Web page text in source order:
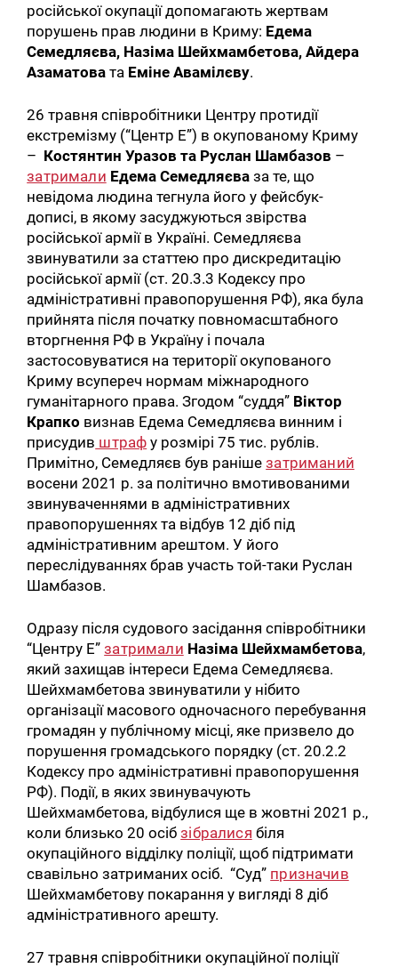
російської окупації допомагають жертвам
порушень прав людини в Криму: Едема
Семедляєва, Назіма Шейхмамбетова, Айдера
Азаматовата Еміне Авамілєву.
26 травня співробітники Центру протидії
екстремізму (“Центр Е”) в окупованому Криму
– Костянтин Уразов та Руслан Шамбазов –
затримали Едема Семедляєваза те, що
невідома людина тегнула його у фейсбук-
дописі, в якому засуджуються звірства
російської армії в Україні. Семедляєва
звинуватили за статтею про дискредитацію
російської армії (ст. 20.3.3 Кодексу про
адміністративні правопорушення РФ), яка була
прийнята після початку повномасштабного
вторгнення РФ в Україну і почала
застосовуватися на території окупованого
Криму всупереч нормам міжнародного
гуманітарного права. Згодом “суддя” Віктор
Крапко визнав Едема Семедляєва винним і
присудив штраф у розмірі 75 тис. рублів.
Примітно, Семедляєв був ранішезатриманий
восени 2021 р. за політично вмотивованими
звинуваченнями в адміністративних
правопорушеннях та відбув 12 діб під
адміністративним арештом. У його
переслідуваннях брав участь той-таки Руслан
Шамбазов.
Одразу після судового засідання співробітники
“Центру Е”затримали Назіма Шейхмамбетова,
який захищав інтереси Едема Семедляєва.
Шейхмамбетова звинуватили у нібито
організації масового одночасного перебування
громадян у публічному місці, яке призвело до
порушення громадського порядку (ст. 20.2.2
Кодексу про адміністративні правопорушення
РФ). Події, в яких звинувачують
Шейхмамбетова, відбулися ще в жовтні 2021 р.,
коли близько 20 осібзібралися біля
окупаційного відділку поліції, щоб підтримати
свавільно затриманих осіб. “Суд” призначив
Шейхмамбетову покарання у вигляді 8 діб
адміністративного арешту.
27 травня співробітники окупаційної поліції